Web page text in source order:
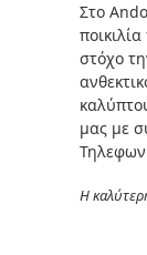
Στο
στόχο
μας με
Η